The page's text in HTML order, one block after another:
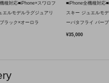
種対応■iPhone×スワロフ
エルモデルラグジュアリ
ラック×オーロラ
■iPhone全機種対応
スキー ジュエルモ
ーバタフライ パー
¥35,000